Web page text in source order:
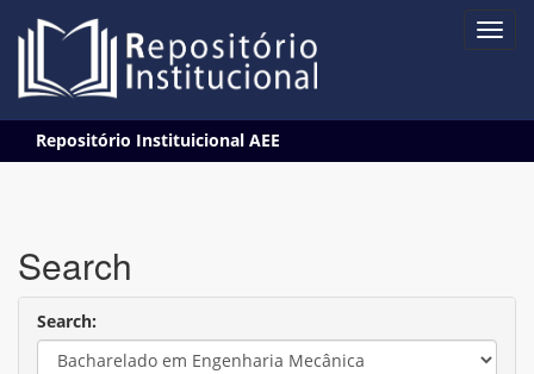
navigation
Repositório Instituicional AEE
Search
Search: